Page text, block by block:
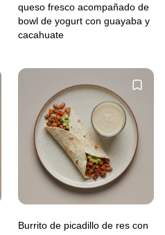
queso fresco acompañado de
bowl de yogurt con guayaba y
cacahuate
Burrito de picadillo de res con